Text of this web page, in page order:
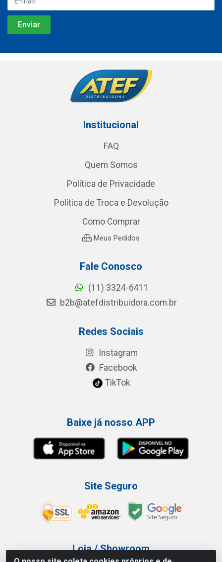
Institucional
FAQ
Quem Somos
Política de Privacidade
Política de Troca e Devolução
Como Comprar
Meus Pedidos
Fale Conosco
(11) 3324-6411
b2b@atefdistribuidora.com.br
Redes Sociais
Instagram
Facebook
TikTok
Baixe já nosso APP
Site Seguro
Loja / Showroom